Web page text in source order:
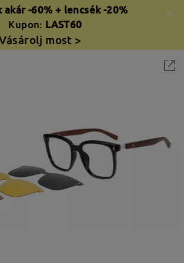
akár -60% + lencsék -20%
Kupon: LAST60
most >